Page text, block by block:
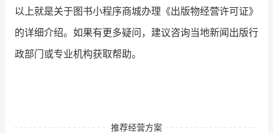
以上就是关于图书小程序商城办理《出版物经营许可证》
的详细介绍。如果有更多疑问，建议咨询当地新闻出版行
政部门或专业机构获取帮助。
推荐经营方案